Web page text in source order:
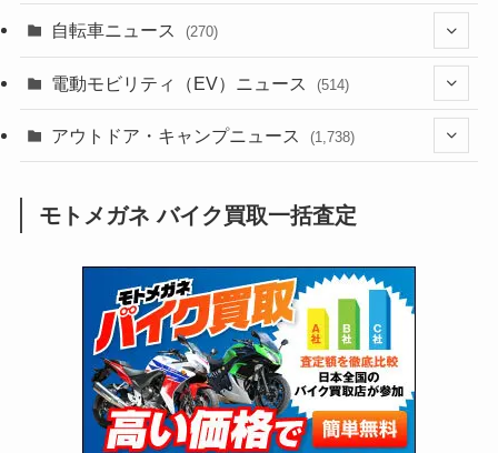
(639)
(118)
(60)
(31)
(51)
(34)
(5)
(12)
(252)
(38)
(24)
(16)
(25)
(24)
(47)
(249)
(64)
(16)
(62)
(4)
(6)
(306)
(6,958)
(2,474)
(249)
(1,226)
(12)
(131)
(38)
(131)
(167)
(85)
(21)
(171)
(98)
(274)
(66)
(16)
(141)
(255)
(204)
(1,142)
(166)
(23)
(33)
(34)
(415)
(16)
(186)
(137)
(74)
(2,744)
(126)
(170)
自転車ニュース (270)
(54)
(211)
電動モビリティ（EV）ニュース (514)
(132)
(171)
(118)
(27)
アウトドア・キャンプニュース (1,738)
(1,605)
(147)
(13)
(19)
モトメガネ バイク買取一括査定